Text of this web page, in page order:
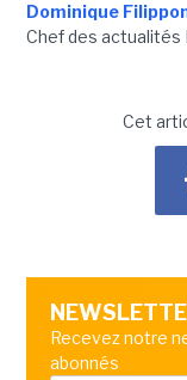
Dominique
Chef des actualités
Cet
Recevez notre
abonnés